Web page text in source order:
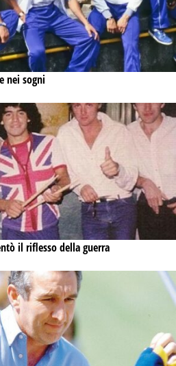
nei sogni
il riflesso della guerra